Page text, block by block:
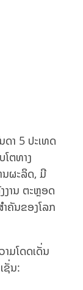
າ 5 ປະເທດ
ໂຕທາງ
ນຜະລິດ, ມີ
ງານ ຕະຫຼອດ
ຄັນຂອງໂລກ
ມໂດດເດັ່ນ
ຊັ່ນ: